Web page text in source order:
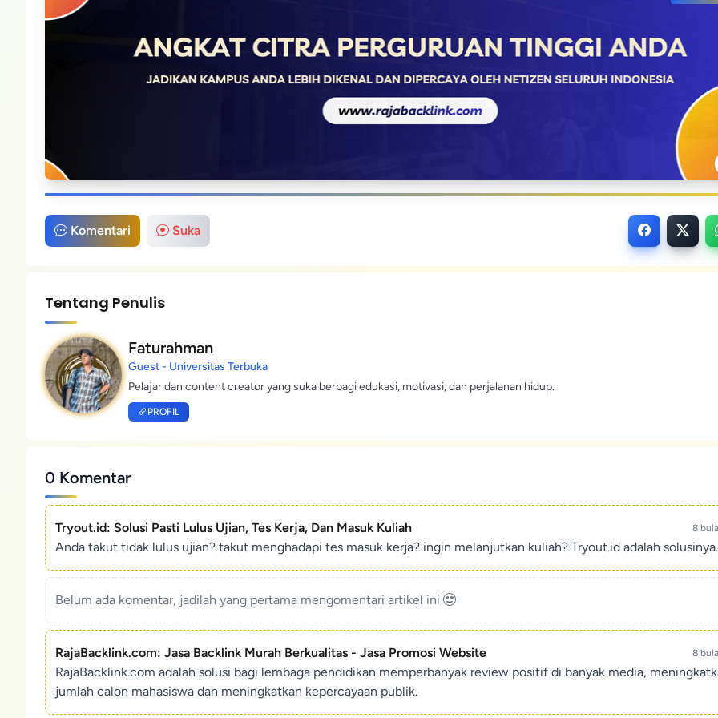
Komentari Suka
Tentang Penulis
Faturahman
Guest - Universitas Terbuka
Pelajar dan content creator yang suka berbagi edukasi, motivasi, dan perjalanan hidup.
PROFIL
0 Komentar
Tryout.id: Solusi Pasti Lulus Ujian, Tes Kerja, Dan Masuk Kuliah 8
Anda takut tidak lulus ujian? takut menghadapi tes masuk kerja? ingin melanjutkan kuliah? Tryout.id adalah solusinya.
Belum ada komentar, jadilah yang pertama mengomentari artikel ini
RajaBacklink.com: Jasa Backlink Murah Berkualitas - Jasa Promosi Website 8
RajaBacklink.com adalah solusi bagi lembaga pendidikan memperbanyak review positif di banyak media,
jumlah calon mahasiswa dan meningkatkan kepercayaan publik.